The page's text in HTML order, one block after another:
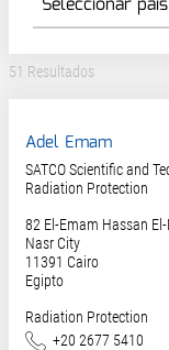
51 Resultados
Adel Emam
SATCO Scientific and
Radiation Protection
82 El-Emam Hassan
Nasr City
11391 Cairo
Egipto
Radiation Protection
Teléfono
+20 2677 5410